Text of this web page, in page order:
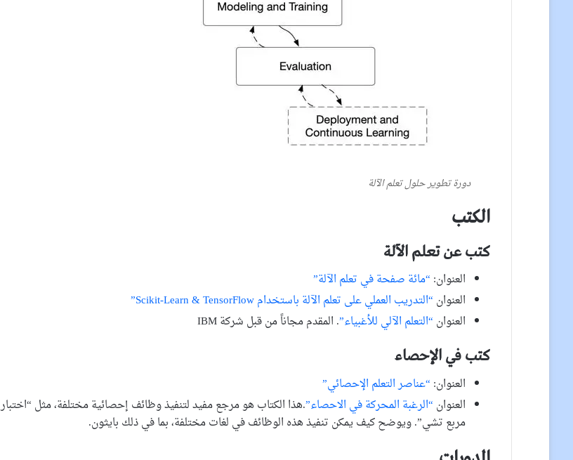
دورة تطوير حلول تعلم الآلة
الكتب
كتب عن تعلم الآلة
العنوان: “مائة صفحة في تعلم الآلة”
العنوان “التدريب العملي على تعلم الآلة باستخدام Scikit-Learn & TensorFlow”
العنوان “التعلم الآلي للأغبياء”. المقدم مجاناً من قبل شركة IBM
كتب في الإحصاء
العنوان: “عناصر التعلم الإحصائي”
العنوان “الرغبة المحركة في الاحصاء”.هذا الكتاب هو مرجع مفيد لتنفيذ وظائف إحصائية مختلفة، مثل “اختبار
مربع تشي”. ويوضح كيف يمكن تنفيذ هذه الوظائف في لغات مختلفة، بما في ذلك بايثون.